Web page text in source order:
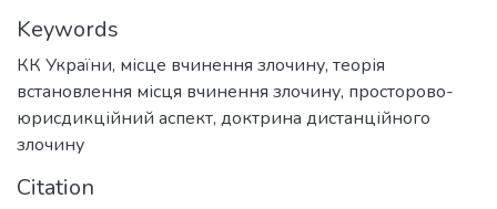
Keywords
КК України, місце вчинення злочину, теорія
встановлення місця вчинення злочину, просторово-
юрисдикційний аспект, доктрина дистанційного
злочину
Citation